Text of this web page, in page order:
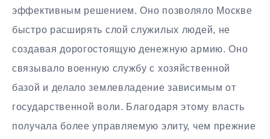
эффективным решением. Оно позволяло Москве
быстро расширять слой служилых людей, не
создавая дорогостоящую денежную армию. Оно
связывало военную службу с хозяйственной
базой и делало землевладение зависимым от
государственной воли. Благодаря этому власть
получала более управляемую элиту, чем прежние